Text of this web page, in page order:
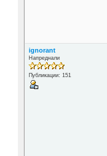
ignorant
Напреднали
Публикации: 151